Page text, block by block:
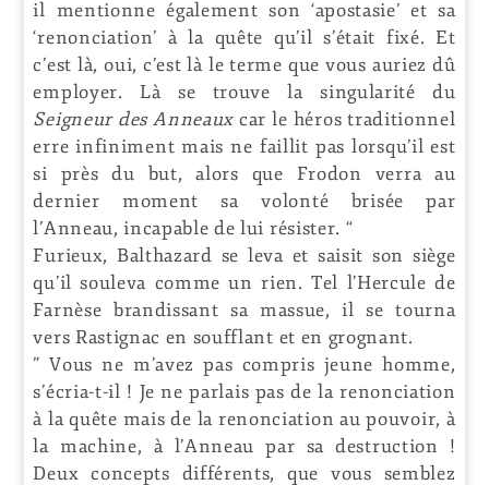
il mentionne également son ‘apostasie’ et sa
‘renonciation’ à la quête qu’il s’était fixé. Et
c’est là, oui, c’est là le terme que vous auriez dû
employer. Là se trouve la singularité du
Seigneur des Anneaux car le héros traditionnel
erre infiniment mais ne faillit pas lorsqu’il est
si près du but, alors que Frodon verra au
dernier moment sa volonté brisée par
l’Anneau, incapable de lui résister. “
Furieux, Balthazard se leva et saisit son siège
qu’il souleva comme un rien. Tel l’Hercule de
Farnèse brandissant sa massue, il se tourna
vers Rastignac en soufflant et en grognant.
” Vous ne m’avez pas compris jeune homme,
s’écria-t-il ! Je ne parlais pas de la renonciation
à la quête mais de la renonciation au pouvoir, à
la machine, à l’Anneau par sa destruction !
Deux concepts différents, que vous semblez